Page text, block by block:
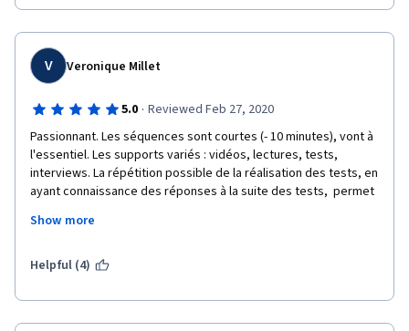
V Veronique Millet
5.0 · Reviewed Feb 27, 2020
Passionnant. Les séquences sont courtes (- 10 minutes), vont à
l'essentiel. Les supports variés : vidéos, lectures, tests,
interviews. La répétition possible de la réalisation des tests, en
ayant connaissance des réponses à la suite des tests,  permet
motivation à continuer. On apprend par l'erreur....La motivation à
temps passé à concevoir ce MOOC et le savoir que vous
reconnaissants !!! et les parents aussi !!! Un des meilleurs MOOC
que j'ai suivis jusqu'à présent.
Show more
Helpful (4)